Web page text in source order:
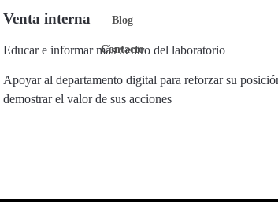
Blog
Contacto
Venta interna
Educar e informar más dentro del laboratorio
Apoyar al departamento digital para reforzar su
demostrar el valor de sus acciones